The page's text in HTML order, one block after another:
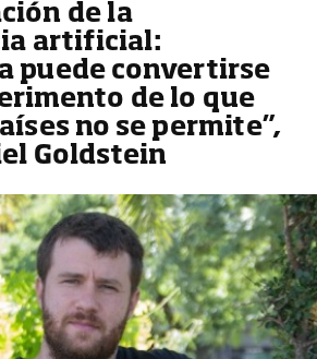
de la
artificial:
puede convertirse
de lo que
no se permite”,
Goldstein